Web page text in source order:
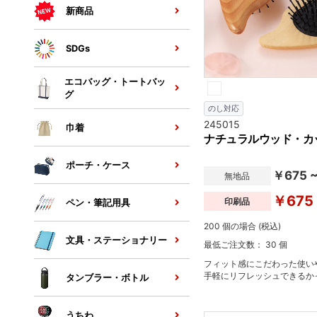
のし対応
245015
ナチュラルウッド・カ
無地品 ￥675
印刷品 ￥
200 個の場合 (税込)
最低ご注文数： 30 個
フィット感にこだわった使
手軽にリフレッシュできるか
新商品
SDGs
エコバッグ・トートバッ
グ
巾着
ポーチ・ケース
ペン・筆記用具
文具・ステーショナリー
タンブラー・ボトル